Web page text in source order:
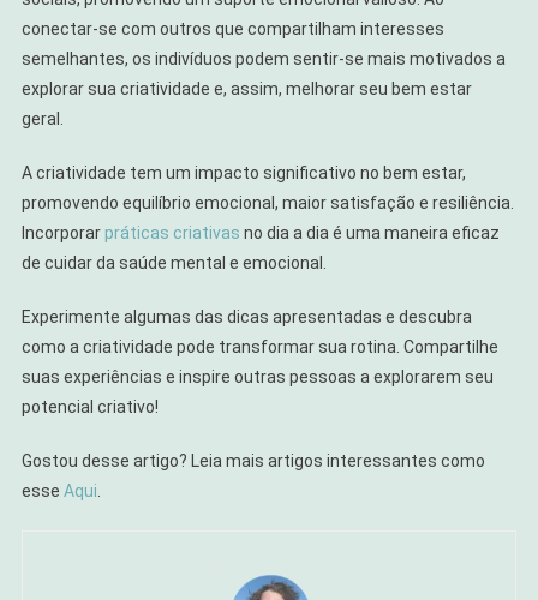
conectar-se com outros que compartilham interesses
semelhantes, os indivíduos podem sentir-se mais motivados a
explorar sua criatividade e, assim, melhorar seu bem estar
geral.
A criatividade tem um impacto significativo no bem estar,
promovendo equilíbrio emocional, maior satisfação e resiliência.
Incorporarpráticas criativas no dia a dia é uma maneira eficaz
de cuidar da saúde mental e emocional.
Experimente algumas das dicas apresentadas e descubra
como a criatividade pode transformar sua rotina. Compartilhe
suas experiências e inspire outras pessoas a explorarem seu
potencial criativo!
Gostou desse artigo? Leia mais artigos interessantes como
esse Aqui.